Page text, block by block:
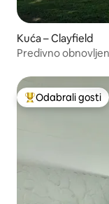
Kuća – Clayfield
Predivno
Među najviše
Odabrali gosti